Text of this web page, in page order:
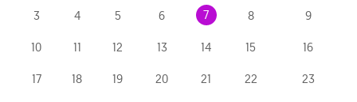
3 4 5 6 7 8 9
10 11 12 13 14 15 16
17 18 19 20 21 22 23